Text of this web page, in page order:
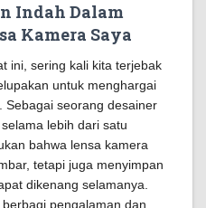
Indah Dalam
Kamera Saya
ini, sering kali kita terjebak
untuk menghargai
Sebagai seorang desainer
lebih dari satu
bahwa lensa kamera
tetapi juga menyimpan
dikenang selamanya.
pengalaman dan